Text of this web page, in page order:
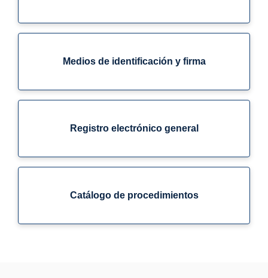
Medios de identificación y firma
Registro electrónico general
Catálogo de procedimientos